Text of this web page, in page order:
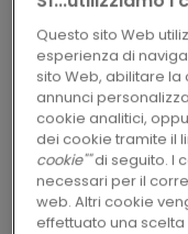
A TE
Questo sito Web
esperienza di
sito Web, abilitare
annunci
cookie analitici,
dei cookie tramite il
cookie""di seguito. I
necessari per il
web. Altri cookie
effettuato una scelta